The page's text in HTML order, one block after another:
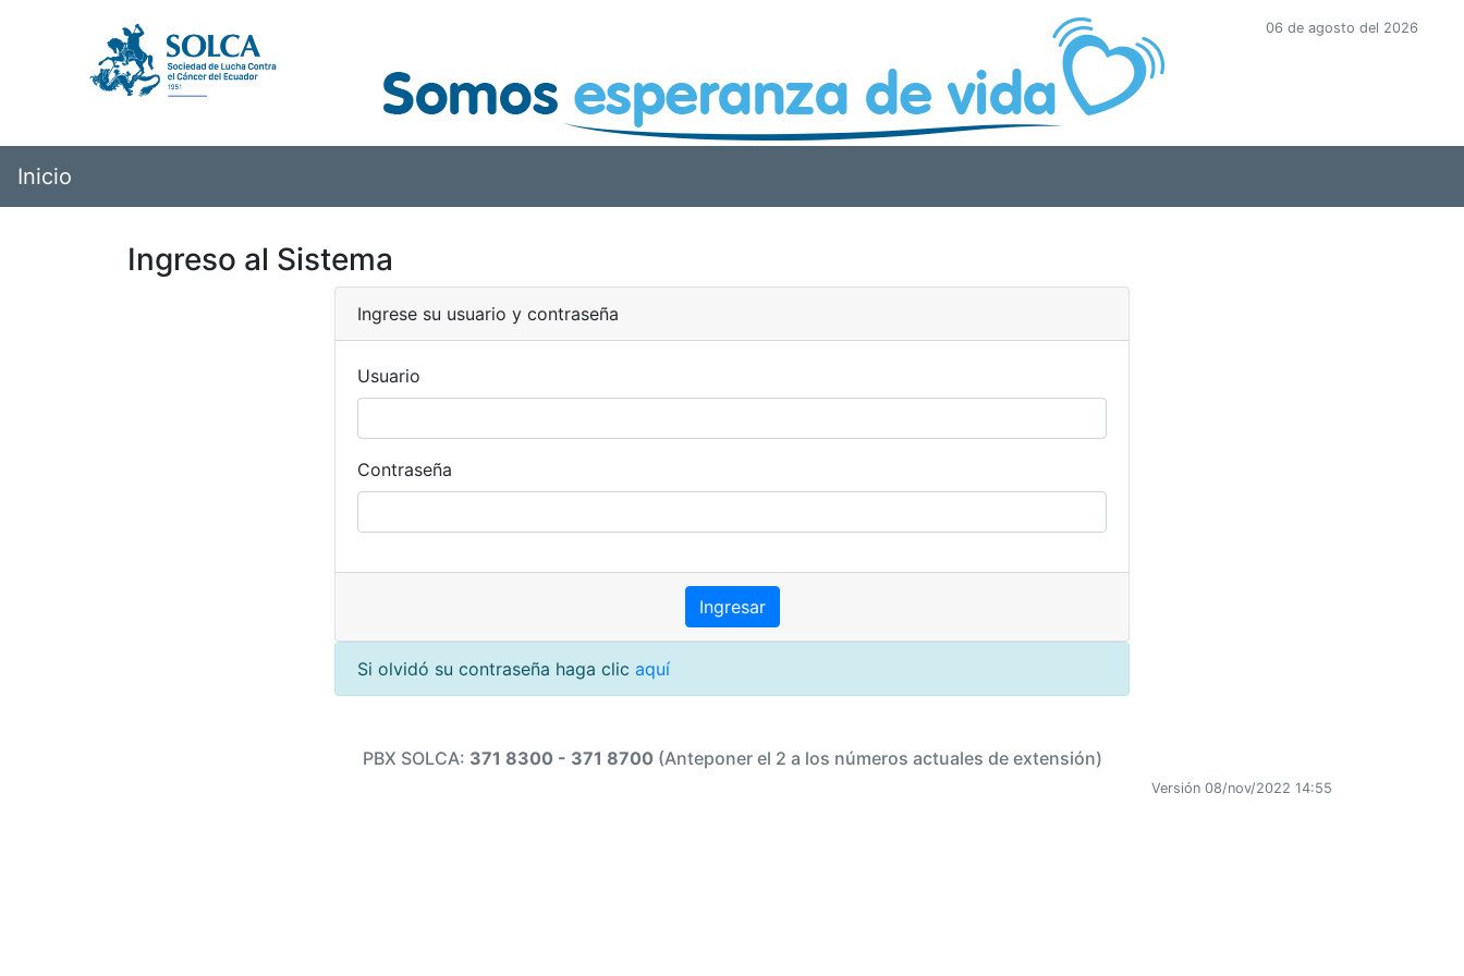
06 de agosto del 2026
Inicio
Ingreso al Sistema
Ingrese su usuario y contraseña
Usuario
Contraseña
Si olvidó su contraseña haga clic aquí
PBX SOLCA: 371 8300 - 371 8700 (Anteponer el 2 a los números actuales de extensión)
Versión 08/nov/2022 14:55